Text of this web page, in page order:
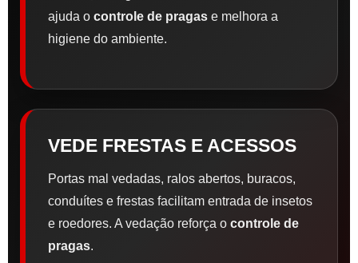
ajuda o controle de pragas e melhora a
higiene do ambiente.
VEDE FRESTAS E ACESSOS
Portas mal vedadas, ralos abertos, buracos,
conduítes e frestas facilitam entrada de insetos
e roedores. A vedação reforça o controle de
pragas.